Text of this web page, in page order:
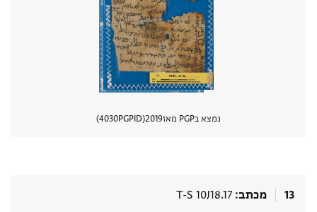
נמצא בPGP מאז 2019
PGPID
4030
13 מכתב T-S 10J18.17